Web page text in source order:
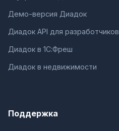
Демо-версия Диадок
Диадок API для разработчиков
Диадок в 1С:Фреш
Диадок в недвижимости
Поддержка